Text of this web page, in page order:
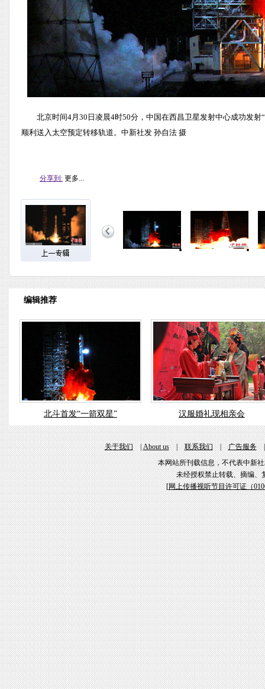
北京时间4月30日凌晨4时50分，中国在西昌卫星发射中心成功发
顺利送入太空预定转移轨道。中新社发 孙自法 摄
分享到: 更多...
编辑推荐
北斗首发“一箭双星” 汉服婚礼现相亲会
关于我们|About us|联系我们|广告服务
本网站所刊载信息，不代表中新
未经授权禁止转载、摘编、
[网上传播视听节目许可证（